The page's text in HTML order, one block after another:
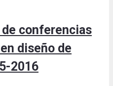
conferencias
diseño de
2016